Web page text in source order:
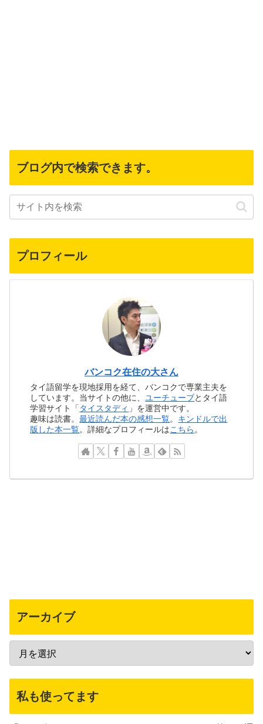
ブログ内で検索できます。
プロフィール
バンコク在住の大さん
タイ語留学を現地採用を経て、バンコクで専業主夫を
しています。当サイトの他に、ユーチューブとタイ語
学習サイト「 タイスタディ 」を運営中です。
趣味は読書。最近読んだ本の感想一覧。 キンドルで出
版した本一覧。詳細なプロフィールはこちら。
アーカイブ
私も使ってます